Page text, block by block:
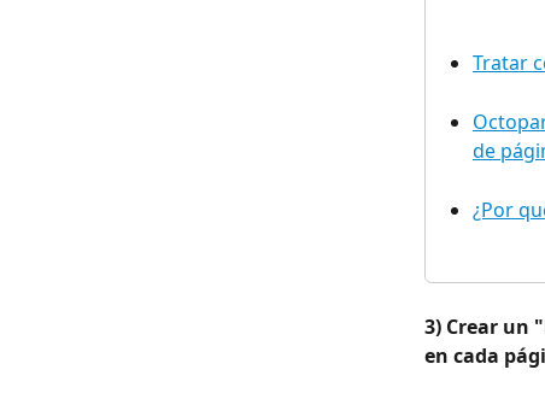
Tratar
de
¿Por
3) Crear un
en cada